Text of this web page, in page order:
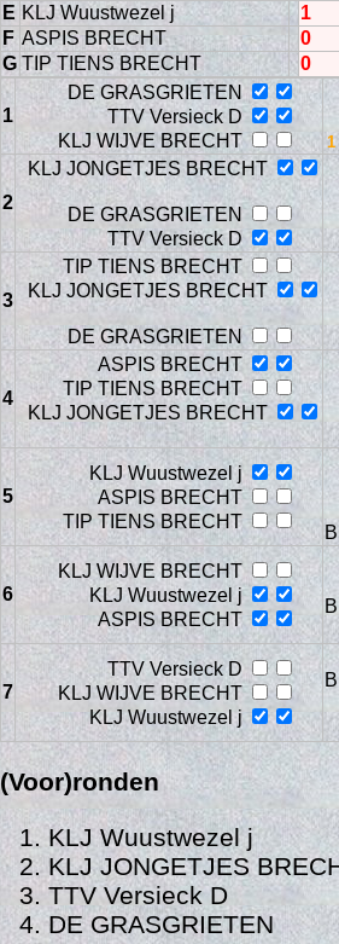
E KLJ Wuustwezel j
1
F ASPIS BRECHT
0
G TIP TIENS BRECHT 0
1
DE GRASGRIETEN
TTV Versieck D
KLJ WIJVE BRECHT
2
KLJ JONGETJES BRECHT
DE GRASGRIETEN
TTV Versieck D
3
TIP TIENS BRECHT
KLJ JONGETJES BRECHT
DE GRASGRIETEN
4
ASPIS BRECHT
TIP TIENS BRECHT
KLJ JONGETJES BRECHT
5
KLJ Wuustwezel j
ASPIS BRECHT
TIP TIENS BRECHT
6
KLJ WIJVE BRECHT
KLJ Wuustwezel j
ASPIS BRECHT
7
TTV Versieck D
KLJ WIJVE BRECHT
KLJ Wuustwezel j
(Voor)ronden
KLJ Wuustwezel j
KLJ JONGETJES
TTV Versieck D
DE GRASGRIETEN